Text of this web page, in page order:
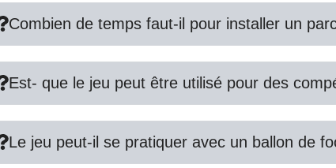
Combien de temps faut-il pour installer un
Est- que le jeu peut être utilisé pour des
Le jeu peut-il se pratiquer avec un ballon de